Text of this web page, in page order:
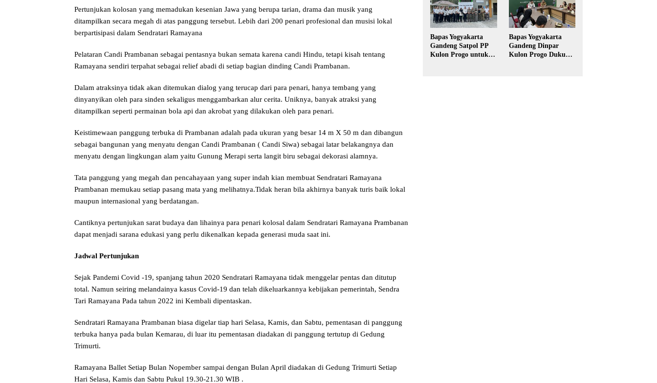
Pertunjukan kolosan yang memadukan kesenian Jawa yang berupa tarian, drama dan musik yang
ditampilkan secara megah di atas panggung tersebut. Lebih dari 200 penari profesional dan musisi lokal
berpartisipasi dalam Sendratari Ramayana
Pelataran Candi Prambanan sebagai pentasnya bukan semata karena candi Hindu, tetapi kisah tentang
Ramayana sendiri terpahat sebagai relief abadi di setiap bagian dinding Candi Prambanan.
Dalam atraksinya tidak akan ditemukan dialog yang terucap dari para penari, hanya tembang yang
dinyanyikan oleh para sinden sekaligus menggambarkan alur cerita. Uniknya, banyak atraksi yang
ditampilkan seperti permainan bola api dan akrobat yang dilakukan oleh para penari.
Keistimewaan panggung terbuka di Prambanan adalah pada ukuran yang besar 14 m X 50 m dan dibangun
sebagai bangunan yang menyatu dengan Candi Prambanan ( Candi Siwa) sebagai latar belakangnya dan
menyatu dengan lingkungan alam yaitu Gunung Merapi serta langit biru sebagai dekorasi alamnya.
Tata panggung yang megah dan pencahayaan yang super indah kian membuat Sendratari Ramayana
Prambanan memukau setiap pasang mata yang melihatnya.Tidak heran bila akhirnya banyak turis baik lokal
maupun internasional yang berdatangan.
Cantiknya pertunjukan sarat budaya dan lihainya para penari kolosal dalam Sendratari Ramayana Prambanan
dapat menjadi sarana edukasi yang perlu dikenalkan kepada generasi muda saat ini.
Jadwal Pertunjukan
Sejak Pandemi Covid -19, spanjang tahun 2020 Sendratari Ramayana tidak menggelar pentas dan ditutup
total. Namun seiring melandainya kasus Covid-19 dan telah dikeluarkannya kebijakan pemerintah, Sendra
Tari Ramayana Pada tahun 2022 ini Kembali dipentaskan.
Sendratari Ramayana Prambanan biasa digelar tiap hari Selasa, Kamis, dan Sabtu, pementasan di panggung
terbuka hanya pada bulan Kemarau, di luar itu pementasan diadakan di panggung tertutup di Gedung
Trimurti.
Ramayana Ballet Setiap Bulan Nopember sampai dengan Bulan April diadakan di Gedung Trimurti Setiap
Hari Selasa, Kamis dan Sabtu Pukul 19.30-21.30 WIB .
Purbalingga
Bapas Yogyakarta
Gandeng Satpol PP
Kulon Progo untuk
Bapas Yogyakarta
Gandeng Dinpar
Kulon Progo Dukung